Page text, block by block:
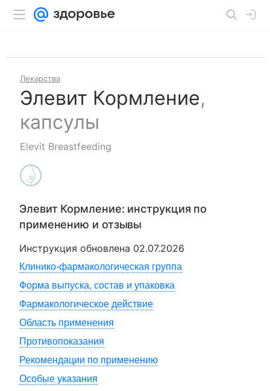
Лекарства
Элевит Кормление,
капсулы
Elevit Breastfeeding
Элевит Кормление: инструкция по
применению и отзывы
Инструкция обновлена 02.07.2026
Клинико-фармакологическая группа
Форма выпуска, состав и упаковка
Фармакологическое действие
Область применения
Противопоказания
Рекомендации по применению
Особые указания